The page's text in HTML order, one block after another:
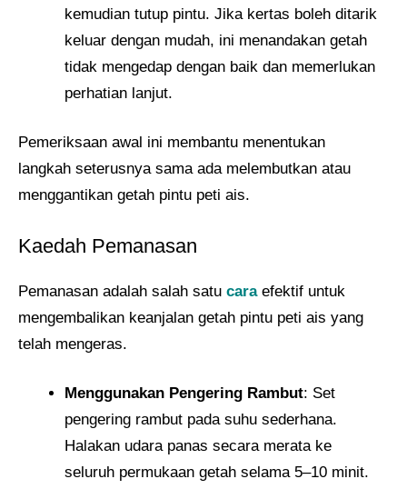
kemudian tutup pintu. Jika kertas boleh ditarik
keluar dengan mudah, ini menandakan getah
tidak mengedap dengan baik dan memerlukan
perhatian lanjut.
Pemeriksaan awal ini membantu menentukan
langkah seterusnya sama ada melembutkan atau
menggantikan getah pintu peti ais.
Kaedah Pemanasan
Pemanasan adalah salah satu caraefektif untuk
mengembalikan keanjalan getah pintu peti ais yang
telah mengeras.
Menggunakan Pengering Rambut: Set
pengering rambut pada suhu sederhana.
Halakan udara panas secara merata ke
seluruh permukaan getah selama 5–10 minit.